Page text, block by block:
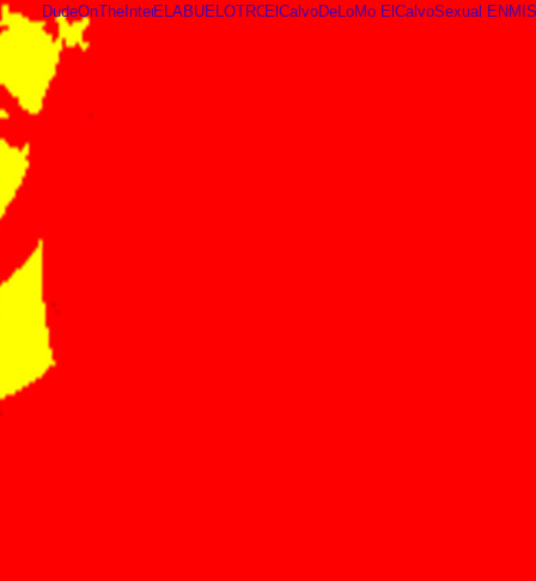
DudeOnTheInternet19ELABUELOTROLLElCalvoDeLoMonacoElCalvoSexual